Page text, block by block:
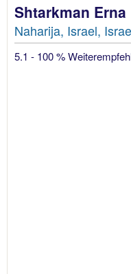
Shtarkman
Naharija, Israel,
5.1 - 100 %